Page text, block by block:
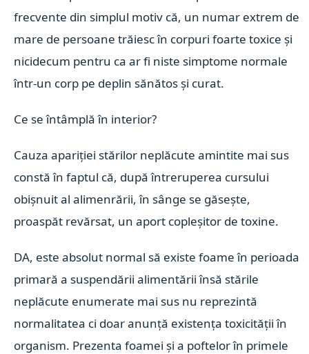
frecvente din simplul motiv că, un numar extrem de
mare de persoane trăiesc în corpuri foarte toxice și
nicidecum pentru ca ar fi niste simptome normale
într-un corp pe deplin sănătos și curat.
Ce se întâmplă în interior?
Cauza apariției stărilor neplăcute amintite mai sus
constă în faptul că, după întreruperea cursului
obișnuit al alimenrării, în sânge se găsește,
proaspăt revărsat, un aport copleșitor de toxine.
DA, este absolut normal să existe foame în perioada
primară a suspendării alimentării însă stările
neplăcute enumerate mai sus nu reprezintă
normalitatea ci doar anunță existența toxicității în
organism. Prezenta foamei și a poftelor în primele